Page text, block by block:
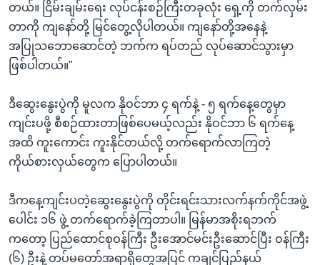
တယ်။ ငြိမ်းချမ်းရေး လုပ်ငန်းစဉ်ကြီးတခုလုံး ရှေ့ကို တက်လှမ်း
တာကို ကျနော်တို့ မြင်တွေ့လိုပါတယ်။ ကျနော်တို့အနေနဲ့
အပြုသဘောဆောင်တဲ့ ဘက်က ရပ်တည် လုပ်ဆောင်သွားမှာ
ဖြစ်ပါတယ်။"
ဒီဆွေးနွေးပွဲကို မူလက နိုဝင်ဘာ ၄ ရက်နဲ့ - ၅ ရက်နေ့တွေမှာ
ကျင်းပဖို့ စီစဉ်ထားတာဖြစ်ပေမယ့်လည်း နိုဝင်ဘာ ၆ ရက်နေ့
အထိ ကူးကောင်း ကူးနိုင်တယ်လို့ တက်ရောက်လာကြတဲ့
ကိုယ်စားလှယ်တွေက ပြောပါတယ်။
ဒီကနေ့ကျင်းပတဲ့ဆွေးနွေးပွဲကို တိုင်းရင်းသားလက်နက်ကိုင်အဖွဲ့
ပေါင်း ၁၆ ဖွဲ့ တက်ရောက်ခဲ့ကြတာပါ။ မြန်မာအစိုးရဘက်
ကတော့ ပြည်ထောင်စုဝန်ကြီး ဦးအောင်မင်းဦးဆောင်ပြီး ဝန်ကြီး
(၆) ဦးနဲ့ တပ်မတော်အရာရှိတွေအပြင် ကချင်ပြည်နယ်